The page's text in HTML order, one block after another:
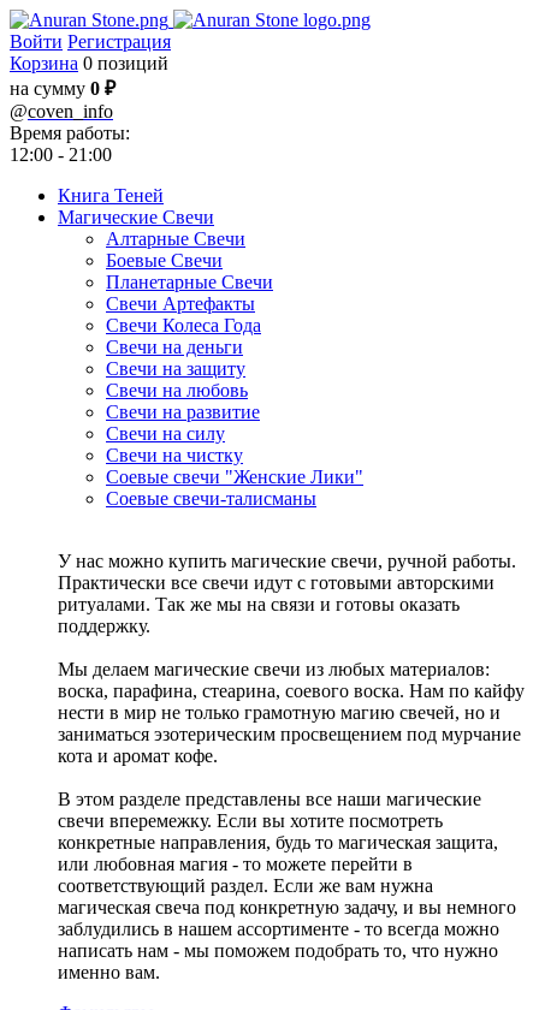
Войти Регистрация
Корзина 0 позиций
на сумму 0 ₽
@coven_info
Время работы:
12:00 - 21:00
Книга Теней
Магические Свечи
Алтарные Свечи
Боевые Свечи
Планетарные Свечи
Свечи Артефакты
Свечи Колеса Года
Свечи на деньги
Свечи на защиту
Свечи на любовь
Свечи на развитие
Свечи на силу
Свечи на чистку
Соевые свечи "Женские Лики"
Соевые свечи-талисманы
У нас можно купить магические свечи, ручной работы.
Практически все свечи идут с готовыми авторскими
ритуалами. Так же мы на связи и готовы оказать
поддержку.
Мы делаем магические свечи из любых материалов:
воска, парафина, стеарина, соевого воска. Нам по кайфу
нести в мир не только грамотную магию свечей, но и
заниматься эзотерическим просвещением под мурчание
кота и аромат кофе.
В этом разделе представлены все наши магические
свечи вперемежку. Если вы хотите посмотреть
конкретные направления, будь то магическая защита,
или любовная магия - то можете перейти в
соответствующий раздел. Если же вам нужна
магическая свеча под конкретную задачу, и вы немного
заблудились в нашем ассортименте - то всегда можно
написать нам - мы поможем подобрать то, что нужно
именно вам.